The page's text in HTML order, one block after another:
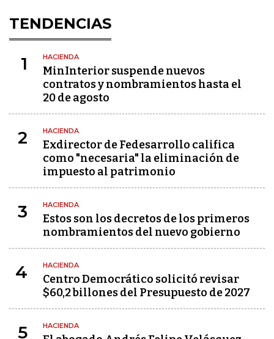
TENDENCIAS
1 HACIENDA
MinInterior suspende nuevos
contratos y nombramientos hasta el
20 de agosto
2 HACIENDA
Exdirector de Fedesarrollo califica
como "necesaria" la eliminación de
impuesto al patrimonio
3 HACIENDA
Estos son los decretos de los primeros
nombramientos del nuevo gobierno
4 HACIENDA
Centro Democrático solicitó revisar
$60,2 billones del Presupuesto de 2027
5 HACIENDA